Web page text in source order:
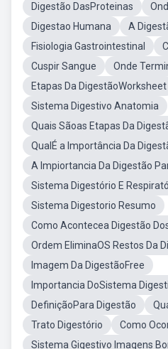
Digestão DasProteinas
Digestao Humana
A
Fisiologia Gastrointestinal
Cuspir Sangue
Onde
Etapas Da DigestãoWorksheet
Sistema Digestivo Anatomia
Quais Sãoas Etapas Da
QualÉ a Importância Da
A Impiortancia Da Digestão
Sistema Digestório E
Sistema Digestorio Resumo
Como Acontecea Digestão
Ordem EliminaOS Restos Da
Imagem Da DigestãoFree
Importancia DoSistema
DefiniçãoPara Digestão
Trato Digestório
Como
Sistema Gigestivo Imagens